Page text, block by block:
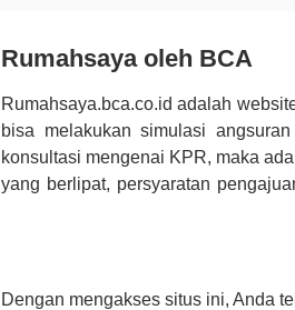
Rumahsaya oleh BCA
Rumahsaya.bca.co.id adalah
bisa melakukan simulasi
konsultasi mengenai KPR, maka
yang berlipat, persyaratan
informasi yang rekanan berikan
Dengan mengakses situs ini, Anda